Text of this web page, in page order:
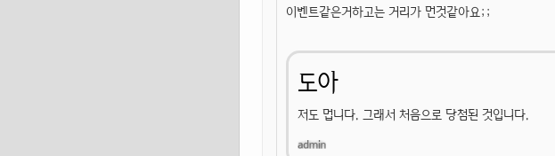
이벤트같은거하고는 거리가 먼것같아요;;
도아
저도 멉니다. 그래서 처음으로 당첨된 것입니다.